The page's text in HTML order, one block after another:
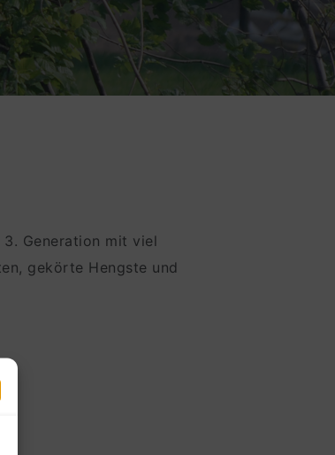
Generation mit viel
gekörte Hengste und